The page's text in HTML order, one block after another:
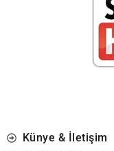
Künye & İletişim